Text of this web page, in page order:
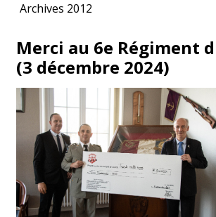
Archives 2012
Merci au 6e Régiment
(3 décembre 2024)